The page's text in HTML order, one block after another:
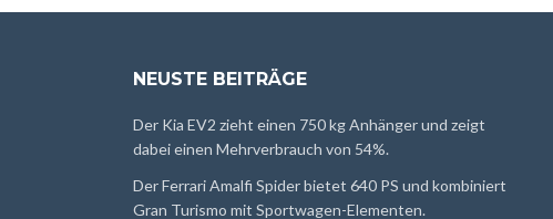
NEUSTE BEITRÄGE
Der Kia EV2 zieht einen 750 kg Anhänger und zeigt
dabei einen Mehrverbrauch von 54%.
Der Ferrari Amalfi Spider bietet 640 PS und kombiniert
Gran Turismo mit Sportwagen-Elementen.